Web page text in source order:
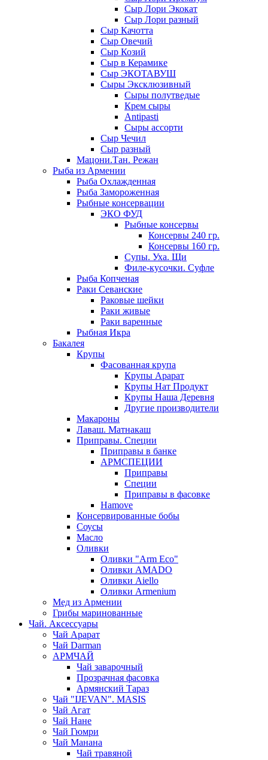
Сыр Лори Экокат
Сыр Лори разный
Сыр Качотта
Сыр Овечий
Сыр Козий
Сыр в Керамике
Сыр ЭКОТАВУШ
Сыры Эксклюзивный
Сыры полутведые
Крем сыры
Antipasti
Сыры ассорти
Сыр Чечил
Сыр разный
Мацони.Тан. Режан
Рыба из Армении
Рыба Охлажденная
Рыба Замороженная
Рыбные консервации
ЭКО ФУД
Рыбные консервы
Консервы 240 гр.
Консервы 160 гр.
Супы. Уха. Щи
Филе-кусочки. Суфле
Рыба Копченая
Раки Севанские
Раковые шейки
Раки живые
Раки варенные
Рыбная Икра
Бакалея
Крупы
Фасованная крупа
Крупы Арарат
Крупы Нат Продукт
Крупы Наша Деревня
Другие производители
Макароны
Лаваш. Матнакаш
Приправы. Специи
Приправы в банке
АРМСПЕЦИИ
Приправы
Специи
Приправы в фасовке
Hamove
Консервированные бобы
Соусы
Масло
Оливки
Оливки "Arm Eco"
Оливки AMADO
Оливки Aiello
Оливки Armenium
Мед из Армении
Грибы маринованные
Чай. Аксессуары
Чай Арарат
Чай Darman
АРМЧАЙ
Чай заварочный
Прозрачная фасовка
Армянский Тараз
Чай "IJEVAN". MASIS
Чай Агат
Чай Нане
Чай Гюмри
Чай Манана
Чай травяной